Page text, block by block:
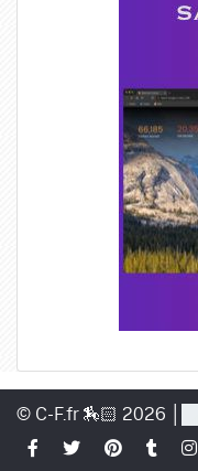
© C-F.fr 🏇🏻 2026 │